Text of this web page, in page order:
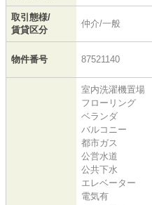
取引態様/
賃貸区分
仲介/一般
物件番号 87521140
室内洗濯機置場
フローリング
ベランダ
バルコニー
都市ガス
公営水道
公共下水
エレベーター
電気有